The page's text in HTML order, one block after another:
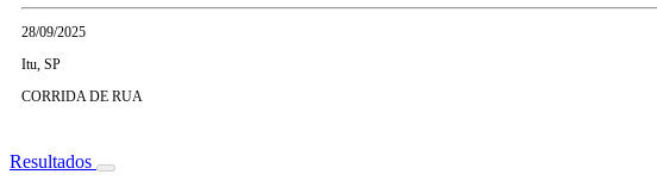
28/09/2025
Itu, SP
CORRIDA DE RUA
Resultados